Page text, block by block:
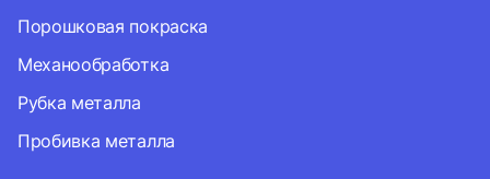
Порошковая покраска
Механообработка
Рубка металла
Пробивка металла